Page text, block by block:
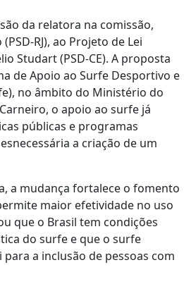
da relatora na comissão,
RJ), ao Projeto de Lei
Studart (PSD-CE). A proposta
de Apoio ao Surfe Desportivo e
no âmbito do Ministério do
o apoio ao surfe já
públicas e programas
a criação de um
a mudança fortalece o fomento
maior efetividade no uso
que o Brasil tem condições
do surfe e que o surfe
a inclusão de pessoas com